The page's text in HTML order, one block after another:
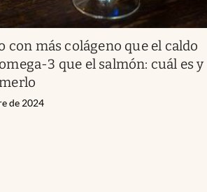
con más colágeno que el caldo
3 que el salmón: cuál es y
de 2024